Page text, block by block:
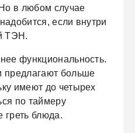
в любом случае
если внутри
ТЭН.
функциональность.
предлагают больше
имеют до четырех
по таймеру
греть блюда.